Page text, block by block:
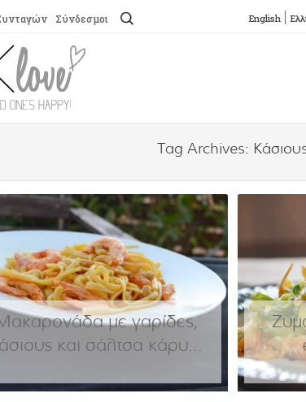
Σύνδεσμοι
Αναζήτηση
English
Tag Archives:
με γαρίδες,
και σάλτσα κάρυ...